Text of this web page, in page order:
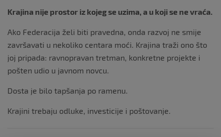
Krajina nije prostor iz kojeg se uzima, a u koji se ne vraća.
Ako Federacija želi biti pravedna, onda razvoj ne smije
završavati u nekoliko centara moći. Krajina traži ono što
joj pripada: ravnopravan tretman, konkretne projekte i
pošten udio u javnom novcu.
Dosta je bilo tapšanja po ramenu.
Krajini trebaju odluke, investicije i poštovanje.